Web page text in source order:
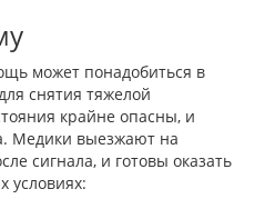
может понадобиться в
снятия тяжелой
крайне опасны, и
Медики выезжают на
сигнала, и готовы оказать
условиях: